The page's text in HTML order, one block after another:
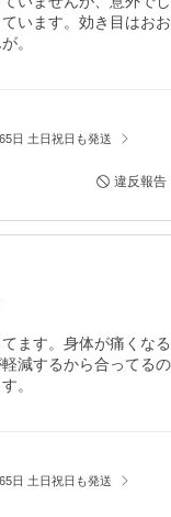
います。効き目はお
。
日 土日祝日も発送
違反報告
ます。身体が痛くな
減するから合ってる
。
日 土日祝日も発送